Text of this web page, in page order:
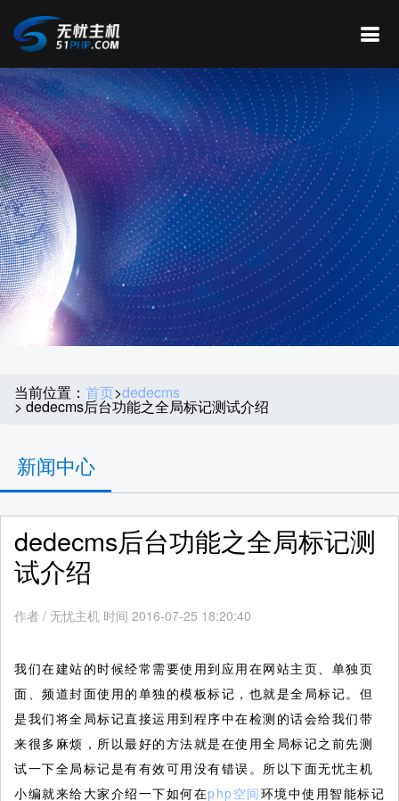
当前位置： 首页>dedecms
> dedecms后台功能之全局标记测试介绍
新闻中心
dedecms后台功能之全局标记测
试介绍
作者 / 无忧主机 时间 2016-07-25 18:20:40
我们在建站的时候经常需要使用到应用在网站主页、单独页
面、频道封面使用的单独的模板标记，也就是全局标记。但
是我们将全局标记直接运用到程序中在检测的话会给我们带
来很多麻烦，所以最好的方法就是在使用全局标记之前先测
试一下全局标记是有有效可用没有错误。所以下面无忧主机
小编就来给大家介绍一下如何在php空间环境中使用智能标记